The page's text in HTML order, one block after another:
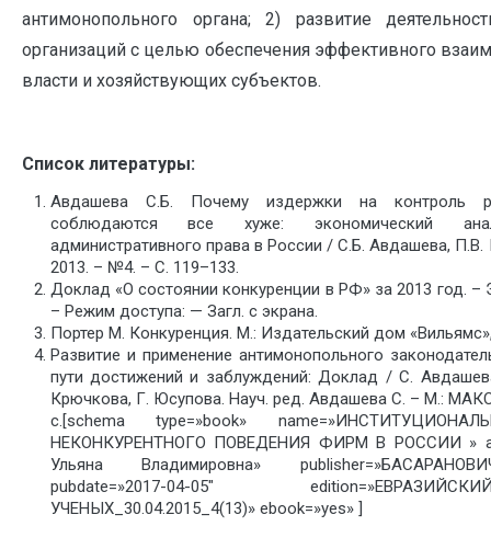
антимонопольного органа; 2) развитие
организаций с целью обеспечения эффективного
власти и хозяйствующих субъектов.
Список литературы:
Авдашева С.Б. Почему издержки на контроль
соблюдаются все хуже: экономический
административного права в России / С.Б. Авдашева,
2013. – №4. – С. 119–133.
Доклад «О состоянии конкуренции в РФ» за 2013 год. –
– Режим доступа: — Загл. с экрана.
Портер М. Конкуренция. М.: Издательский дом «Вильямс»,
Развитие и применение антимонопольного
пути достижений и заблуждений: Доклад / С.
Крючкова, Г. Юсупова. Науч. ред. Авдашева С. – М.:
с.[schema type=»book»
НЕКОНКУРЕНТНОГО ПОВЕДЕНИЯ ФИРМ В РОССИИ »
Ульяна Владимировна»
pubdate=»2017-04-05″
УЧЕНЫХ_30.04.2015_4(13)» ebook=»yes» ]